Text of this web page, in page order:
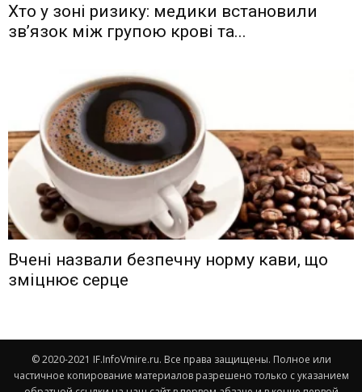
Хто у зоні ризику: медики встановили
зв’язок між групою крові та...
Вчені назвали безпечну норму кави, що
зміцнює серце
© 2020-2021 IF.InfoVmire.ru. Все права защищены. Полное или
частичное копирование материалов разрешено только с указанием